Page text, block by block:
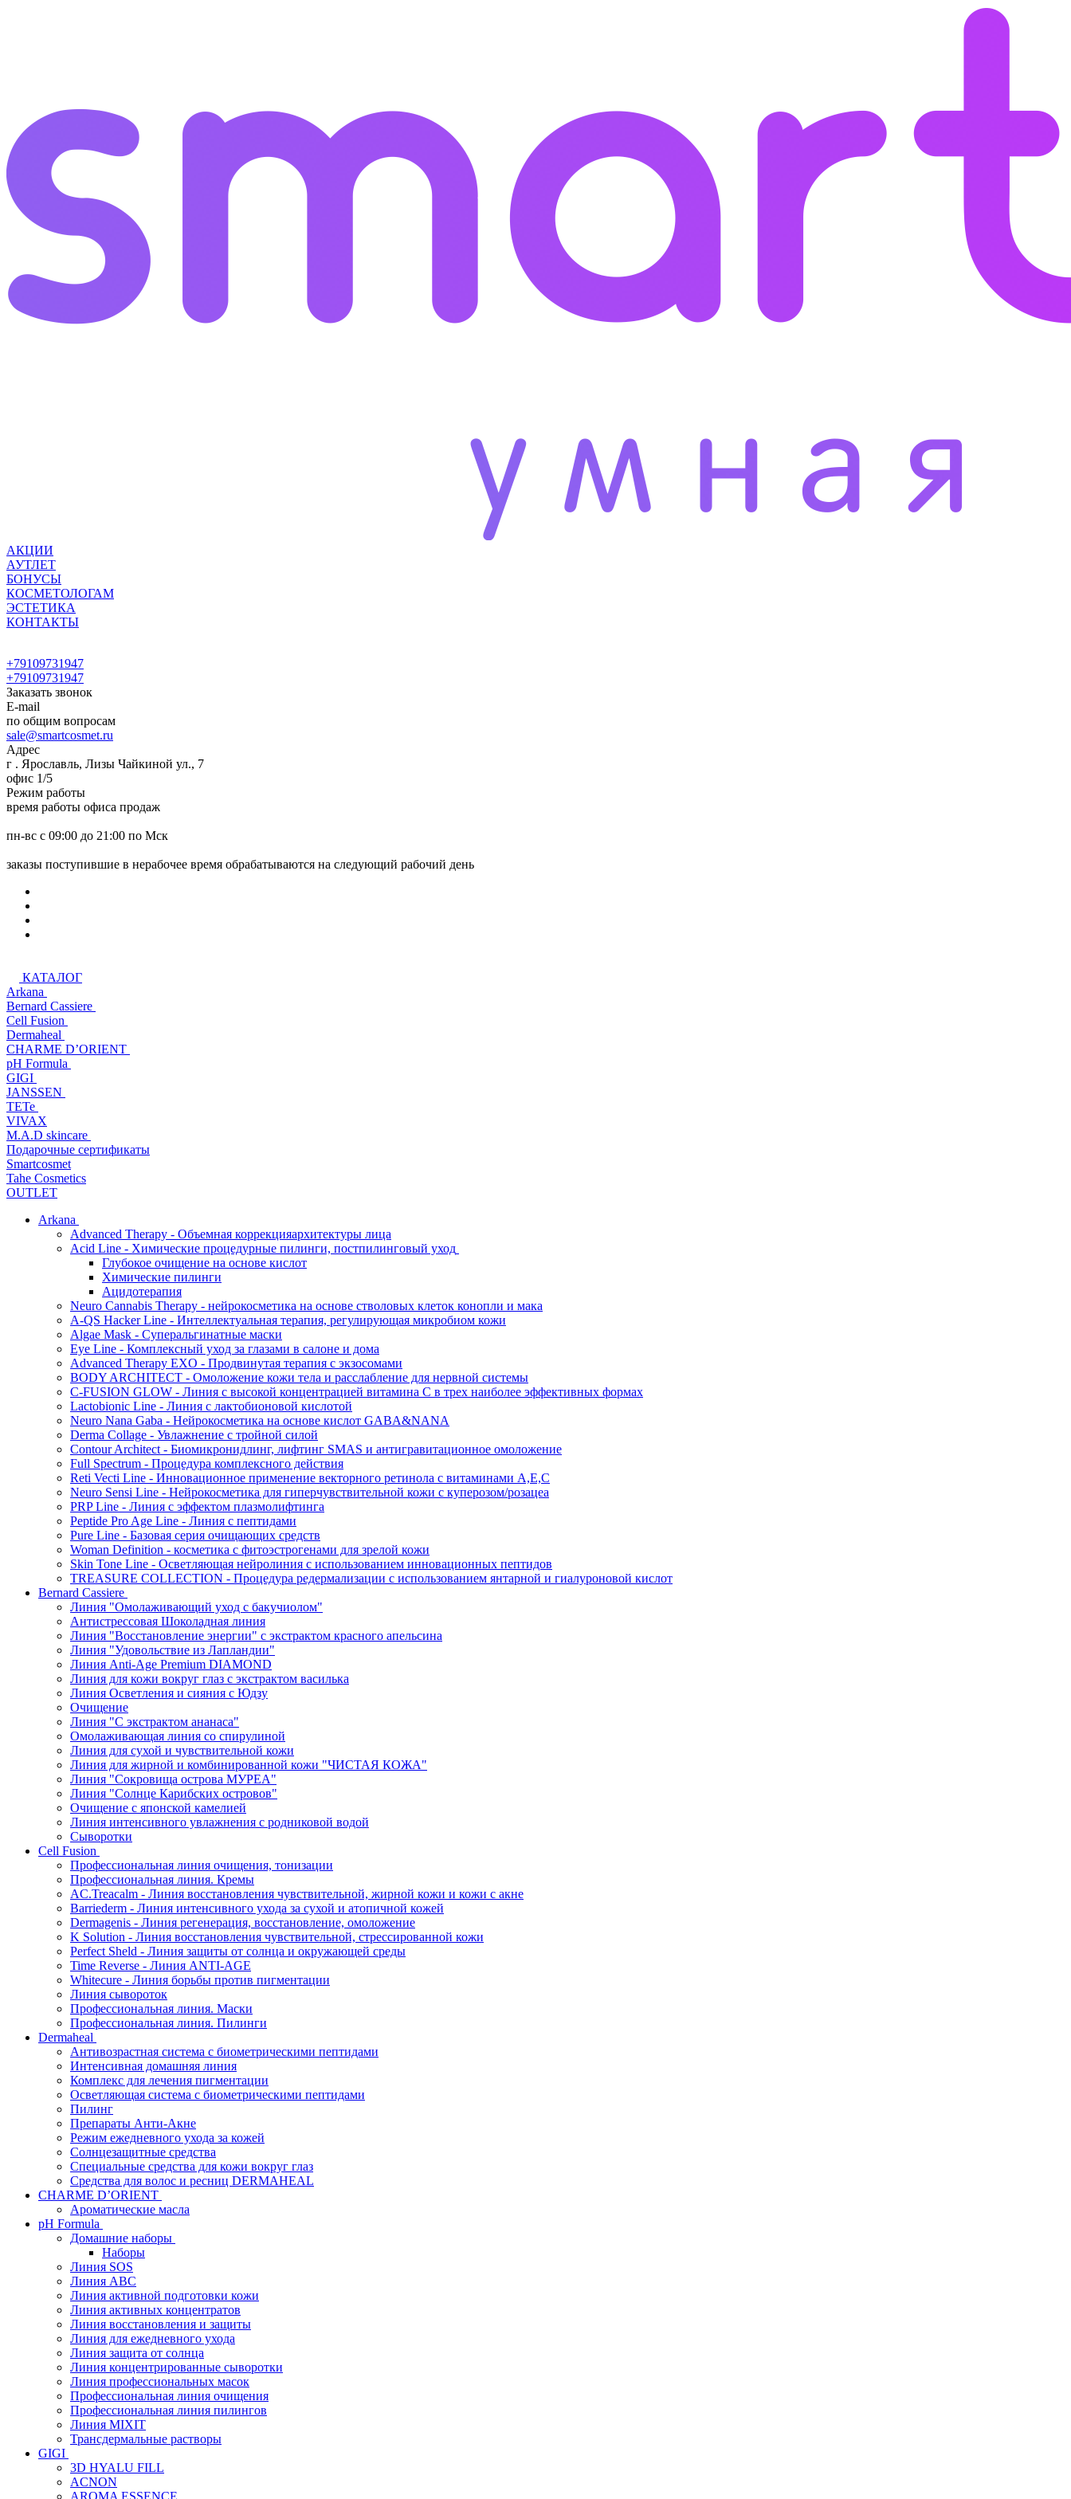
АКЦИИ
АУТЛЕТ
БОНУСЫ
КОСМЕТОЛОГАМ
ЭСТЕТИКА
КОНТАКТЫ
+79109731947
+79109731947
Заказать звонок
E-mail
по общим вопросам
sale@smartcosmet.ru
Адрес
г . Ярославль, Лизы Чайкиной ул., 7
офис 1/5
Режим работы
время работы офиса продаж
пн-вс с 09:00 до 21:00 по Мск
заказы поступившие в нерабочее время обрабатываются на следующий рабочий день
КАТАЛОГ
Arkana
Bernard Cassiere
Cell Fusion
Dermaheal
CHARME D’ORIENT
pH Formula
GIGI
JANSSEN
TETe
VIVAX
M.A.D skincare
Подарочные сертификаты
Smartcosmet
Tahe Cosmetics
OUTLET
Arkana
Advanced Therapy - Объемная коррекцияархитектуры лица
Acid Line - Химические процедурные пилинги, постпилинговый уход
Глубокое очищение на основе кислот
Химические пилинги
Ацидотерапия
Neuro Cannabis Therapy - нейрокосметика на основе стволовых клеток конопли и мака
A-QS Hacker Line - Интеллектуальная терапия, регулирующая микробиом кожи
Algae Mask - Суперальгинатные маски
Eye Line - Комплексный уход за глазами в салоне и дома
Advanced Therapy EXO - Продвинутая терапия с экзосомами
BODY ARCHITECT - Омоложение кожи тела и расслабление для нервной системы
C-FUSION GLOW - Линия с высокой концентрацией витамина C в трех наиболее эффективных формах
Lactobionic Line - Линия с лактобионовой кислотой
Neuro Nana Gaba - Нейрокосметика на основе кислот GABA&NANA
Derma Collage - Увлажнение с тройной силой
Contour Architect - Биомикронидлинг, лифтинг SMAS и антигравитационное омоложение
Full Spectrum - Процедура комплексного действия
Reti Vecti Line - Инновационное применение векторного ретинола с витаминами A,Е,С
Neuro Sensi Line - Нейрокосметика для гиперчувствительной кожи с куперозом/розацеа
PRP Line - Линия с эффектом плазмолифтинга
Peptide Pro Age Line - Линия с пептидами
Pure Line - Базовая серия очищающих средств
Woman Definition - косметика с фитоэстрогенами для зрелой кожи
Skin Tone Line - Осветляющая нейролиния с использованием инновационных пептидов
TREASURE COLLECTION - Процедура редермализации с использованием янтарной и гиалуроновой кислот
Bernard Cassiere
Линия "Омолаживающий уход с бакучиолом"
Антистрессовая Шоколадная линия
Линия "Восстановление энергии" с экстрактом красного апельсина
Линия "Удовольствие из Лапландии"
Линия Anti-Age Premium DIAMOND
Линия для кожи вокруг глаз с экстрактом василька
Линия Осветления и сияния с Юдзу
Очищение
Линия "С экстрактом ананаса"
Омолаживающая линия со спирулиной
Линия для сухой и чувствительной кожи
Линия для жирной и комбинированной кожи "ЧИСТАЯ КОЖА"
Линия "Сокровища острова МУРЕА"
Линия "Солнце Карибских островов"
Очищение с японской камелией
Линия интенсивного увлажнения с родниковой водой
Сыворотки
Cell Fusion
Профессиональная линия очищения, тонизации
Профессиональная линия. Кремы
AC.Treacalm - Линия восстановления чувствительной, жирной кожи и кожи с акне
Barriederm - Линия интенсивного ухода за сухой и атопичной кожей
Dermagenis - Линия регенерация, восстановление, омоложение
K Solution - Линия восстановления чувствительной, стрессированной кожи
Perfect Sheld - Линия защиты от солнца и окружающей среды
Time Reverse - Линия ANTI-AGE
Whitecure - Линия борьбы против пигментации
Линия сывороток
Профессиональная линия. Маски
Профессиональная линия. Пилинги
Dermaheal
Антивозрастная система с биометрическими пептидами
Интенсивная домашняя линия
Комплекс для лечения пигментации
Осветляющая система с биометрическими пептидами
Пилинг
Препараты Анти-Акне
Режим ежедневного ухода за кожей
Солнцезащитные средства
Специальные средства для кожи вокруг глаз
Средства для волос и ресниц DERMAHEAL
CHARME D’ORIENT
Ароматические масла
pH Formula
Домашние наборы
Наборы
Линия SOS
Линия АВС
Линия активной подготовки кожи
Линия активных концентратов
Линия восстановления и защиты
Линия для ежедневного ухода
Линия защита от солнца
Линия концентрированные сыворотки
Линия профессиональных масок
Профессиональная линия очищения
Профессиональная линия пилингов
Линия MIXIT
Трансдермальные растворы
GIGI
3D HYALU FILL
ACNON
AROMA ESSENCE